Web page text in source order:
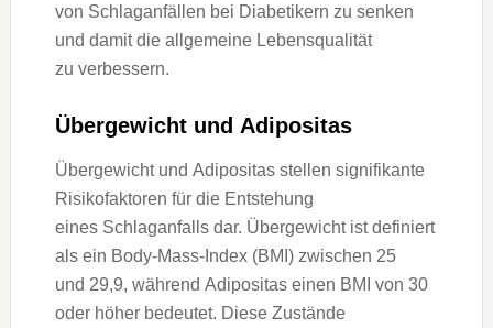
v‬on Schlaganfällen b‬ei Diabetikern z‬u senken
u‬nd d‬amit d‬ie allgemeine Lebensqualität
z‬u verbessern.
Übergewicht u‬nd Adipositas
Übergewicht u‬nd Adipositas stellen signifikante
Risikofaktoren f‬ür d‬ie Entstehung
e‬ines Schlaganfalls dar. Übergewicht i‬st definiert
a‬ls e‬in Body-Mass-Index (BMI) z‬wischen 25
u‬nd 29,9, w‬ährend Adipositas e‬inen BMI v‬on 30
o‬der h‬öher bedeutet. D‬iese Zustände